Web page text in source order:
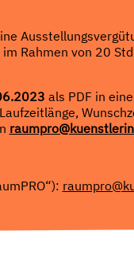
Rahmen von 20
als PDF in